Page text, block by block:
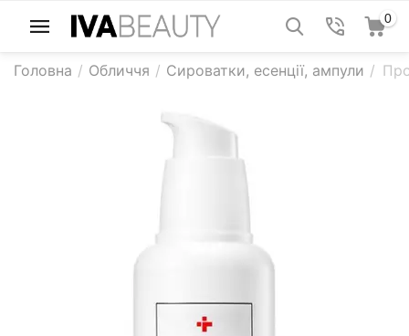
0
Головна / Обличчя / Сироватки, есенції, ампули /